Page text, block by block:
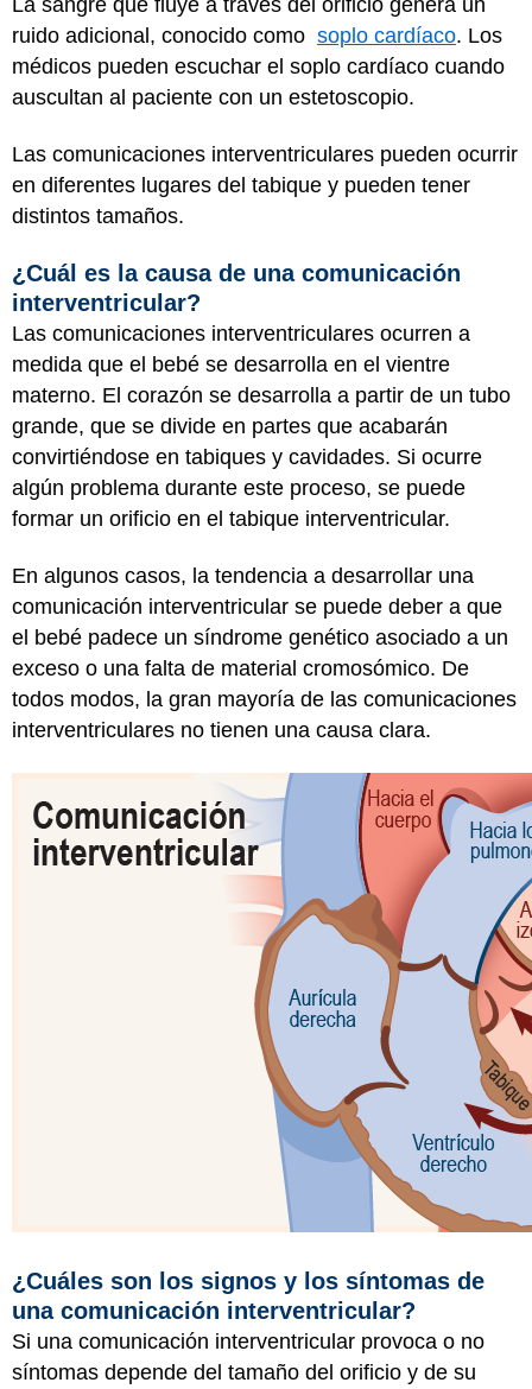
ruido adicional, conocido como soplo cardíaco. Los
médicos pueden escuchar el soplo cardíaco cuando
auscultan al paciente con un estetoscopio.
Las comunicaciones interventriculares pueden ocurrir
en diferentes lugares del tabique y pueden tener
distintos tamaños.
¿Cuál es la causa de una comunicación
interventricular?
Las comunicaciones interventriculares ocurren a
medida que el bebé se desarrolla en el vientre
materno. El corazón se desarrolla a partir de un tubo
grande, que se divide en partes que acabarán
convirtiéndose en tabiques y cavidades. Si ocurre
algún problema durante este proceso, se puede
formar un orificio en el tabique interventricular.
En algunos casos, la tendencia a desarrollar una
comunicación interventricular se puede deber a que
el bebé padece un síndrome genético asociado a un
exceso o una falta de material cromosómico. De
todos modos, la gran mayoría de las comunicaciones
interventriculares no tienen una causa clara.
¿Cuáles son los signos y los síntomas de
una comunicación interventricular?
Si una comunicación interventricular provoca o no
síntomas depende del tamaño del orificio y de su